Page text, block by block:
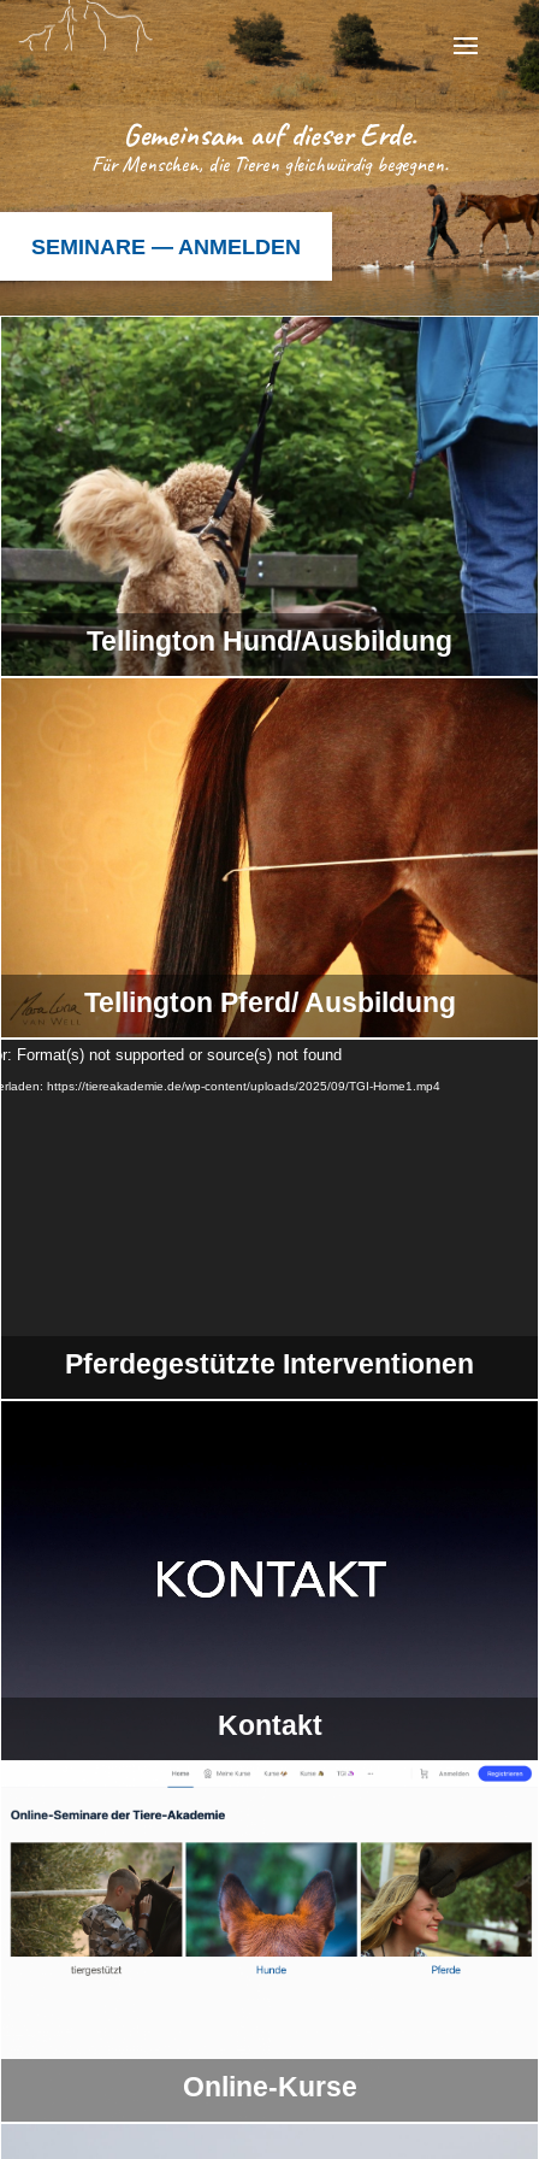
Gemein­sam auf die­ser Erde.
Für Men­schen, die Tie­ren gleich­wür­dig begegnen.
SEMINARE — ANMELDEN
Tel­ling­ton Hund/Ausbildung
Tel­ling­ton Pferd/ Ausbildung
Video-
Player
Format(s) not supported or source(s) not found
https://tiereakademie.de/wp-content/uploads/2025/09/TGI-Home1.mp4
Pfer­de­ge­stütz­te Interventionen
Kon­takt
Online-Kur­se